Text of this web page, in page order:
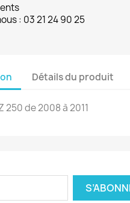
: 03 21 24 90 25
Détails du produit
250 de 2008 à 2011